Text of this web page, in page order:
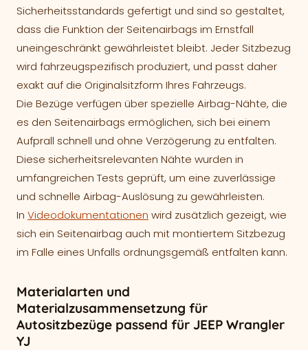
Sicherheitsstandards gefertigt und sind so gestaltet,
dass die Funktion der Seitenairbags im Ernstfall
uneingeschränkt gewährleistet bleibt. Jeder Sitzbezug
wird fahrzeugspezifisch produziert, und passt daher
exakt auf die Originalsitzform Ihres Fahrzeugs.
Die Bezüge verfügen über spezielle Airbag-Nähte, die
es den Seitenairbags ermöglichen, sich bei einem
Aufprall schnell und ohne Verzögerung zu entfalten.
Diese sicherheitsrelevanten Nähte wurden in
umfangreichen Tests geprüft, um eine zuverlässige
und schnelle Airbag-Auslösung zu gewährleisten.
In Videodokumentationen wird zusätzlich gezeigt, wie
sich ein Seitenairbag auch mit montiertem Sitzbezug
im Falle eines Unfalls ordnungsgemäß entfalten kann.
Materialarten und
Materialzusammensetzung für
Autositzbezüge passend für JEEP Wrangler
YJ